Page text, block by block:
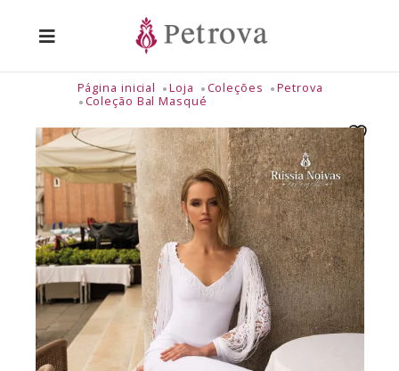
Página inicial Loja Coleções
Petrova
Coleção Bal Masqué